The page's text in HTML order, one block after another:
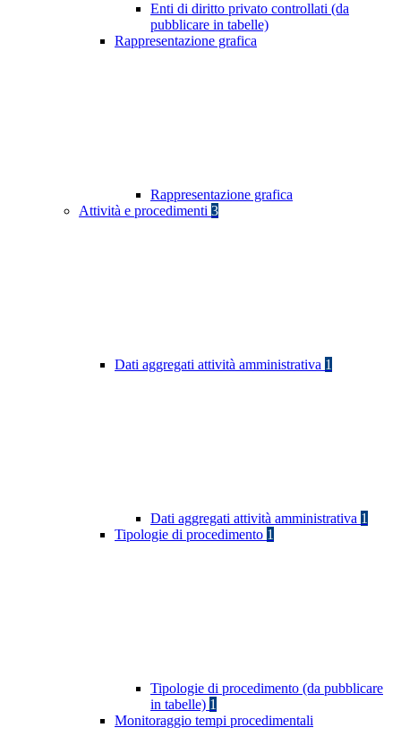
Enti di diritto privato controllati (da
pubblicare in tabelle)
Rappresentazione grafica
Rappresentazione grafica
Attività e procedimenti 3
Dati aggregati attività amministrativa 1
Dati aggregati attività amministrativa 1
Tipologie di procedimento 1
Tipologie di procedimento (da pubblicare
in tabelle) 1
Monitoraggio tempi procedimentali